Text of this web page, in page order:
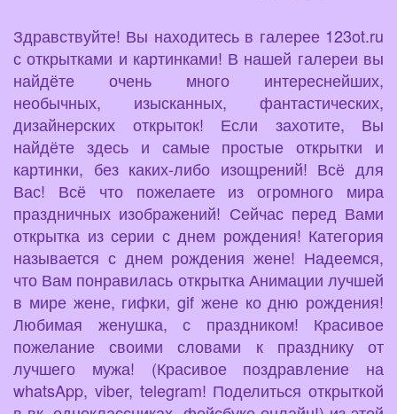
Здравствуйте! Вы находитесь в галерее 123ot.ru
с открытками и картинками! В нашей галереи вы
найдёте очень много интереснейших,
необычных, изысканных, фантастических,
дизайнерских открыток! Если захотите, Вы
найдёте здесь и самые простые открытки и
картинки, без каких-либо изощрений! Всё для
Вас! Всё что пожелаете из огромного мира
праздничных изображений! Сейчас перед Вами
открытка из серии с днем рождения! Категория
называется с днем рождения жене! Надеемся,
что Вам понравилась открытка Анимации лучшей
в мире жене, гифки, gif жене ко дню рождения!
Любимая женушка, с праздником! Красивое
пожелание своими словами к празднику от
лучшего мужа! (Красивое поздравление на
whatsApp, viber, telegram! Поделиться открыткой